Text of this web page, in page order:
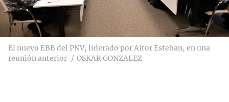
El nuevo EBB del PNV, liderado por Aitor Esteban, en una
reunión anterior
OSKAR GONZALEZ